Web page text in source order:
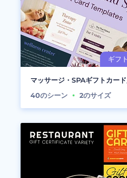
マッサージ・SPAギフトカー
40のシーン 2のサイズ